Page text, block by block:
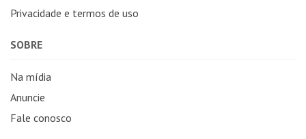
Privacidade e termos de uso
SOBRE
Na mídia
Anuncie
Fale conosco